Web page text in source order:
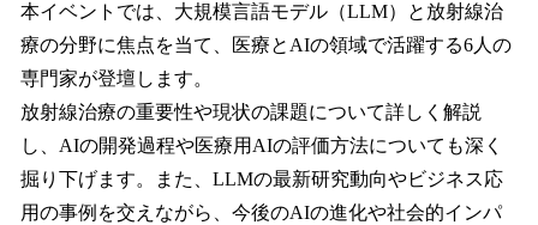
本イベントでは、大規模言語モデル（LLM）と放射線治
療の分野に焦点を当て、医療とAIの領域で活躍する6人の
専門家が登壇します。
放射線治療の重要性や現状の課題について詳しく解説
し、AIの開発過程や医療用AIの評価方法についても深く
掘り下げます。また、LLMの最新研究動向やビジネス応
用の事例を交えながら、今後のAIの進化や社会的インパ